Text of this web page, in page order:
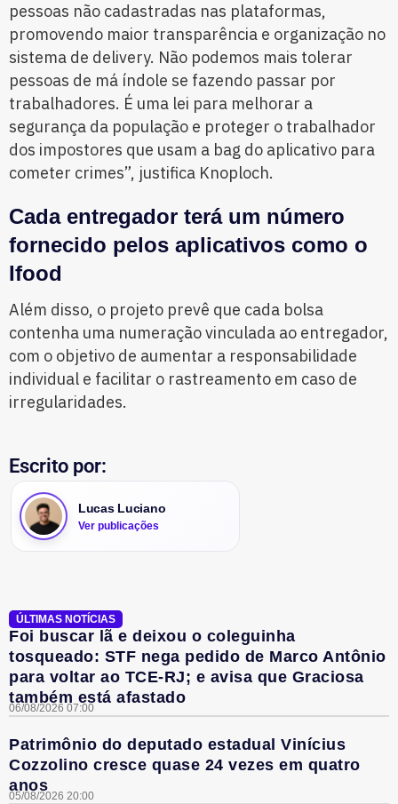
pessoas não cadastradas nas plataformas,
promovendo maior transparência e organização no
sistema de delivery. Não podemos mais tolerar
pessoas de má índole se fazendo passar por
trabalhadores. É uma lei para melhorar a
segurança da população e proteger o trabalhador
dos impostores que usam a bag do aplicativo para
cometer crimes”, justifica Knoploch.
Cada entregador terá um número
fornecido pelos aplicativos como o
Ifood
Além disso, o projeto prevê que cada bolsa
contenha uma numeração vinculada ao entregador,
com o objetivo de aumentar a responsabilidade
individual e facilitar o rastreamento em caso de
irregularidades.
Escrito por:
Lucas Luciano
Ver publicações
ÚLTIMAS NOTÍCIAS
Foi buscar lã e deixou o coleguinha
tosqueado: STF nega pedido de Marco Antônio
para voltar ao TCE-RJ; e avisa que Graciosa
também está afastado
06/08/2026 07:00
Patrimônio do deputado estadual Vinícius
Cozzolino cresce quase 24 vezes em quatro
anos
05/08/2026 20:00